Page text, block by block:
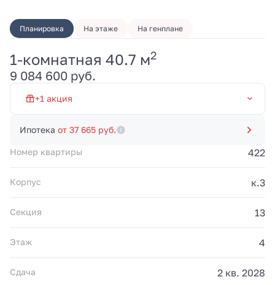
Планировка На этаже На генплане
1-комнатная 40.7 м2
9 084 600 руб.
+1 акция
Первый взнос от 20% и
платежи 100 000 руб./
мес. до 20.03.2028.
действует до
31.08.2026.
Ипотека от 37 665 руб.
Номер квартиры 422
Корпус к.3
Секция 13
Этаж 4
Сдача 2 кв. 2028